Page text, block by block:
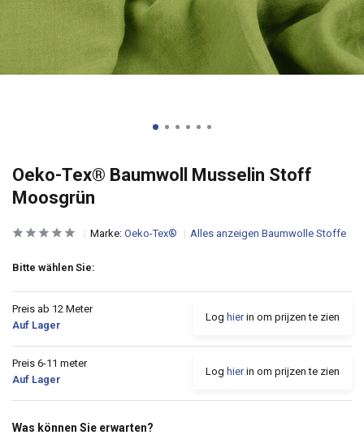
Oeko-Tex® Baumwoll Musselin Stoff
Moosgrün
Marke: Oeko-Tex® Alles anzeigen Baumwolle Stoffe
Bitte wählen Sie:
Preis ab 12 Meter
Auf Lager
Log hierin om prijzen te zien
Preis 6-11 meter
Auf Lager
Log hierin om prijzen te zien
Was können Sie erwarten?